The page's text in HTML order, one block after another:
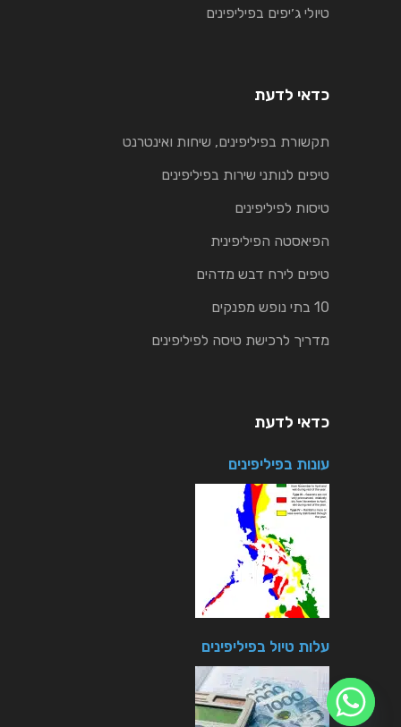
טיולי ג׳יפים בפיליפינים
כדאי לדעת
תקשורת בפיליפינים, שיחות ואינטרנט
טיפים לנותני שירות בפיליפינים
טיסות לפיליפינים
הפיאסטה הפיליפינית
טיפים לירח דבש מדהים
10 בתי נופש מפנקים
מדריך לרכישת טיסה לפיליפינים
כדאי לדעת
עונות בפיליפינים
עלות טיול בפיליפינים